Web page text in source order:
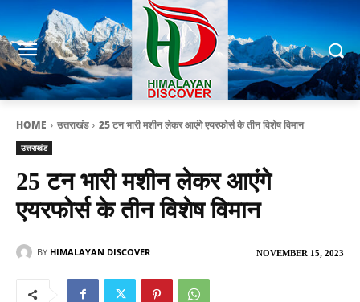
HOME उत्तराखंड 25 टन भारी मशीन लेकर आएंगे एयरफोर्स के तीन विशेष विमान
उत्तराखंड
25 टन भारी मशीन लेकर आएंगे
एयरफोर्स के तीन विशेष विमान
NOVEMBER 15, 2023
BY HIMALAYAN DISCOVER